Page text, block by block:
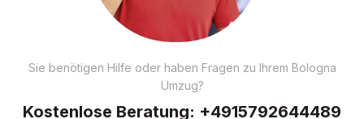
Sie benötigen Hilfe oder haben Fragen zu Ihrem Bologna
Umzug?
Kostenlose Beratung: +4915792644489